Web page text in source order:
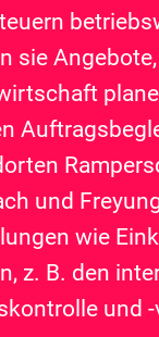
sie
und
wie
z. B. den
und